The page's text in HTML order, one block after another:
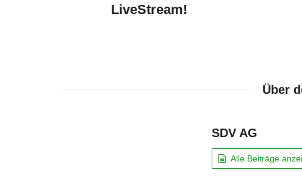
LiveStream!
Über
SDV AG
Alle Beiträge